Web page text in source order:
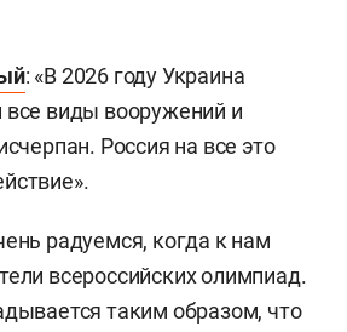
: «В 2026 году Украина
все виды вооружений и
Россия на все это
радуемся, когда к нам
всероссийских олимпиад.
таким образом, что